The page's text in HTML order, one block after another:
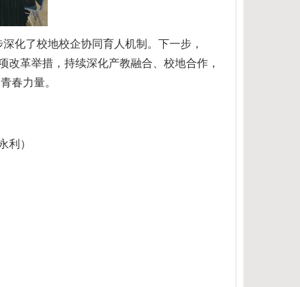
化了校地校企协同育人机制。下一步，
革举措，持续深化产教融合、校地合作，
春力量。
）